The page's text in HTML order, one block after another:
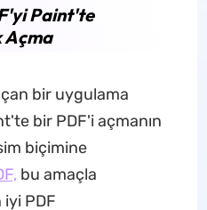
Paint'te
Açma
bir uygulama
bir PDF'i açmanın
biçimine
bu amaçla
PDF